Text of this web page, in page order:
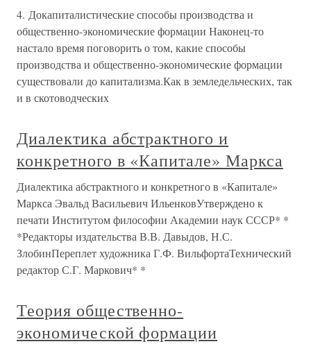
4. Докапиталистические способы производства и
общественно-экономические формации Наконец-то
настало время поговорить о том, какие способы
производства и общественно-экономические формации
существовали до капитализма.Как в земледельческих, так
и в скотоводческих
Диалектика абстрактного и
конкретного в «Капитале» Маркса
Диалектика абстрактного и конкретного в «Капитале»
Маркса Эвальд Васильевич ИльенковУтверждено к
печати Институтом философии Академии наук СССР* *
*Редакторы издательства В.В. Давыдов, Н.С.
ЗлобинПереплет художника Г.Ф. ВильфортаТехнический
редактор С.Г. Маркович* *
Теория общественно-
экономической формации